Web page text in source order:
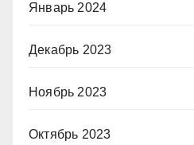
Январь 2024
Декабрь 2023
Ноябрь 2023
Октябрь 2023